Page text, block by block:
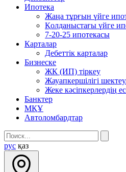
Ипотека
Жаңа тұрғын үйге
Қолданыстағы үйге
7-20-25 ипотекасы
Карталар
Дебеттік карталар
Бизнеске
ЖК (ИП) тіркеу
Жауапкершілігі
Жеке кәсіпкерлердің
Банктер
МҚҰ
Автоломбардтар
рус қаз